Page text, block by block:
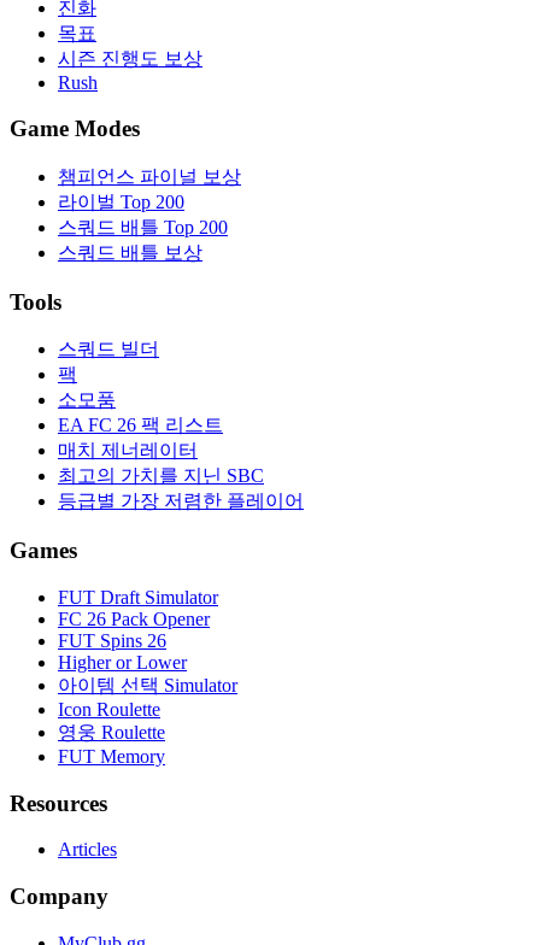
진화
목표
시즌 진행도 보상
Rush
Game Modes
챔피언스 파이널 보상
라이벌 Top 200
스쿼드 배틀 Top 200
스쿼드 배틀 보상
Tools
스쿼드 빌더
팩
소모품
EA FC 26 팩 리스트
매치 제너레이터
최고의 가치를 지닌 SBC
등급별 가장 저렴한 플레이어
Games
FUT Draft Simulator
FC 26 Pack Opener
FUT Spins 26
Higher or Lower
아이템 선택 Simulator
Icon Roulette
영웅 Roulette
FUT Memory
Resources
Articles
Company